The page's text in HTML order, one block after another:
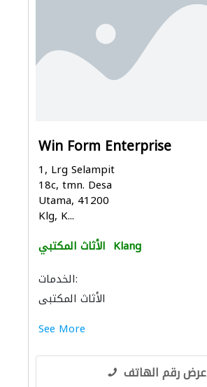
Win Form Enterprise
1, Lrg Selampit
18c, tmn. Desa
Utama, 41200
Klg, K...
الأثاث المكتبي Klang
الخدمات:
الأثاث المكتبي
See More
عرض رقم الهاتف